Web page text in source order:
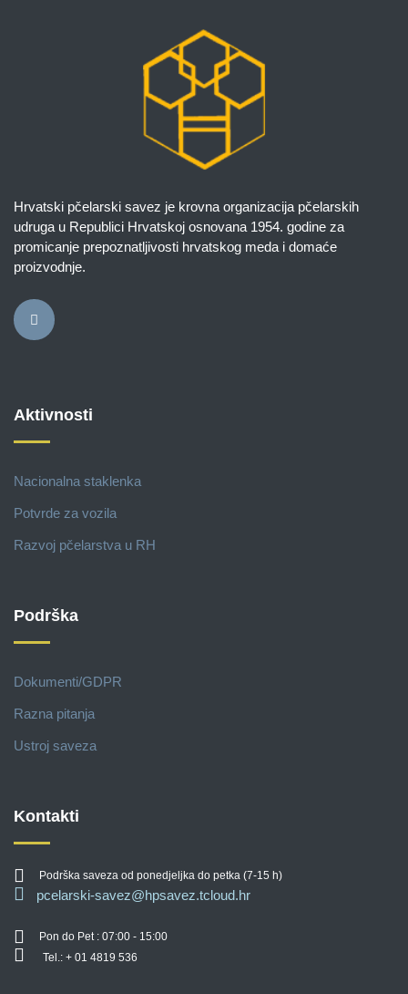
Hrvatski pčelarski savez je krovna organizacija pčelarskih
udruga u Republici Hrvatskoj osnovana 1954. godine za
promicanje prepoznatljivosti hrvatskog meda i domaće
proizvodnje.
Aktivnosti
Nacionalna staklenka
Potvrde za vozila
Razvoj pčelarstva u RH
Podrška
Dokumenti/GDPR
Razna pitanja
Ustroj saveza
Kontakti
Podrška saveza od ponedjeljka do petka (7-15 h)
pcelarski-savez@hpsavez.tcloud.hr
Pon do Pet : 07:00 - 15:00
Tel.: + 01 4819 536